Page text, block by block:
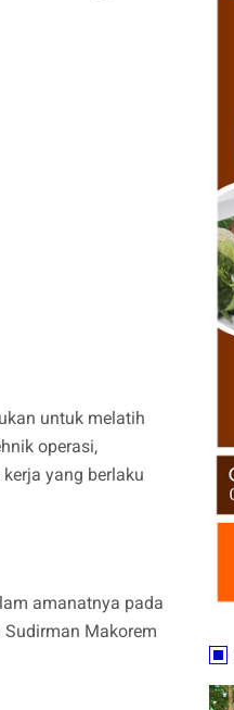
untuk melatih
operasi,
yang berlaku
amanatnya pada
Makorem